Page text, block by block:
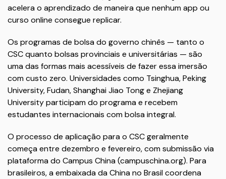
acelera o aprendizado de maneira que nenhum app ou
curso online consegue replicar.
Os programas de bolsa do governo chinês — tanto o
CSC quanto bolsas provinciais e universitárias — são
uma das formas mais acessíveis de fazer essa imersão
com custo zero. Universidades como Tsinghua, Peking
University, Fudan, Shanghai Jiao Tong e Zhejiang
University participam do programa e recebem
estudantes internacionais com bolsa integral.
O processo de aplicação para o CSC geralmente
começa entre dezembro e fevereiro, com submissão via
plataforma do Campus China (campuschina.org). Para
brasileiros, a embaixada da China no Brasil coordena